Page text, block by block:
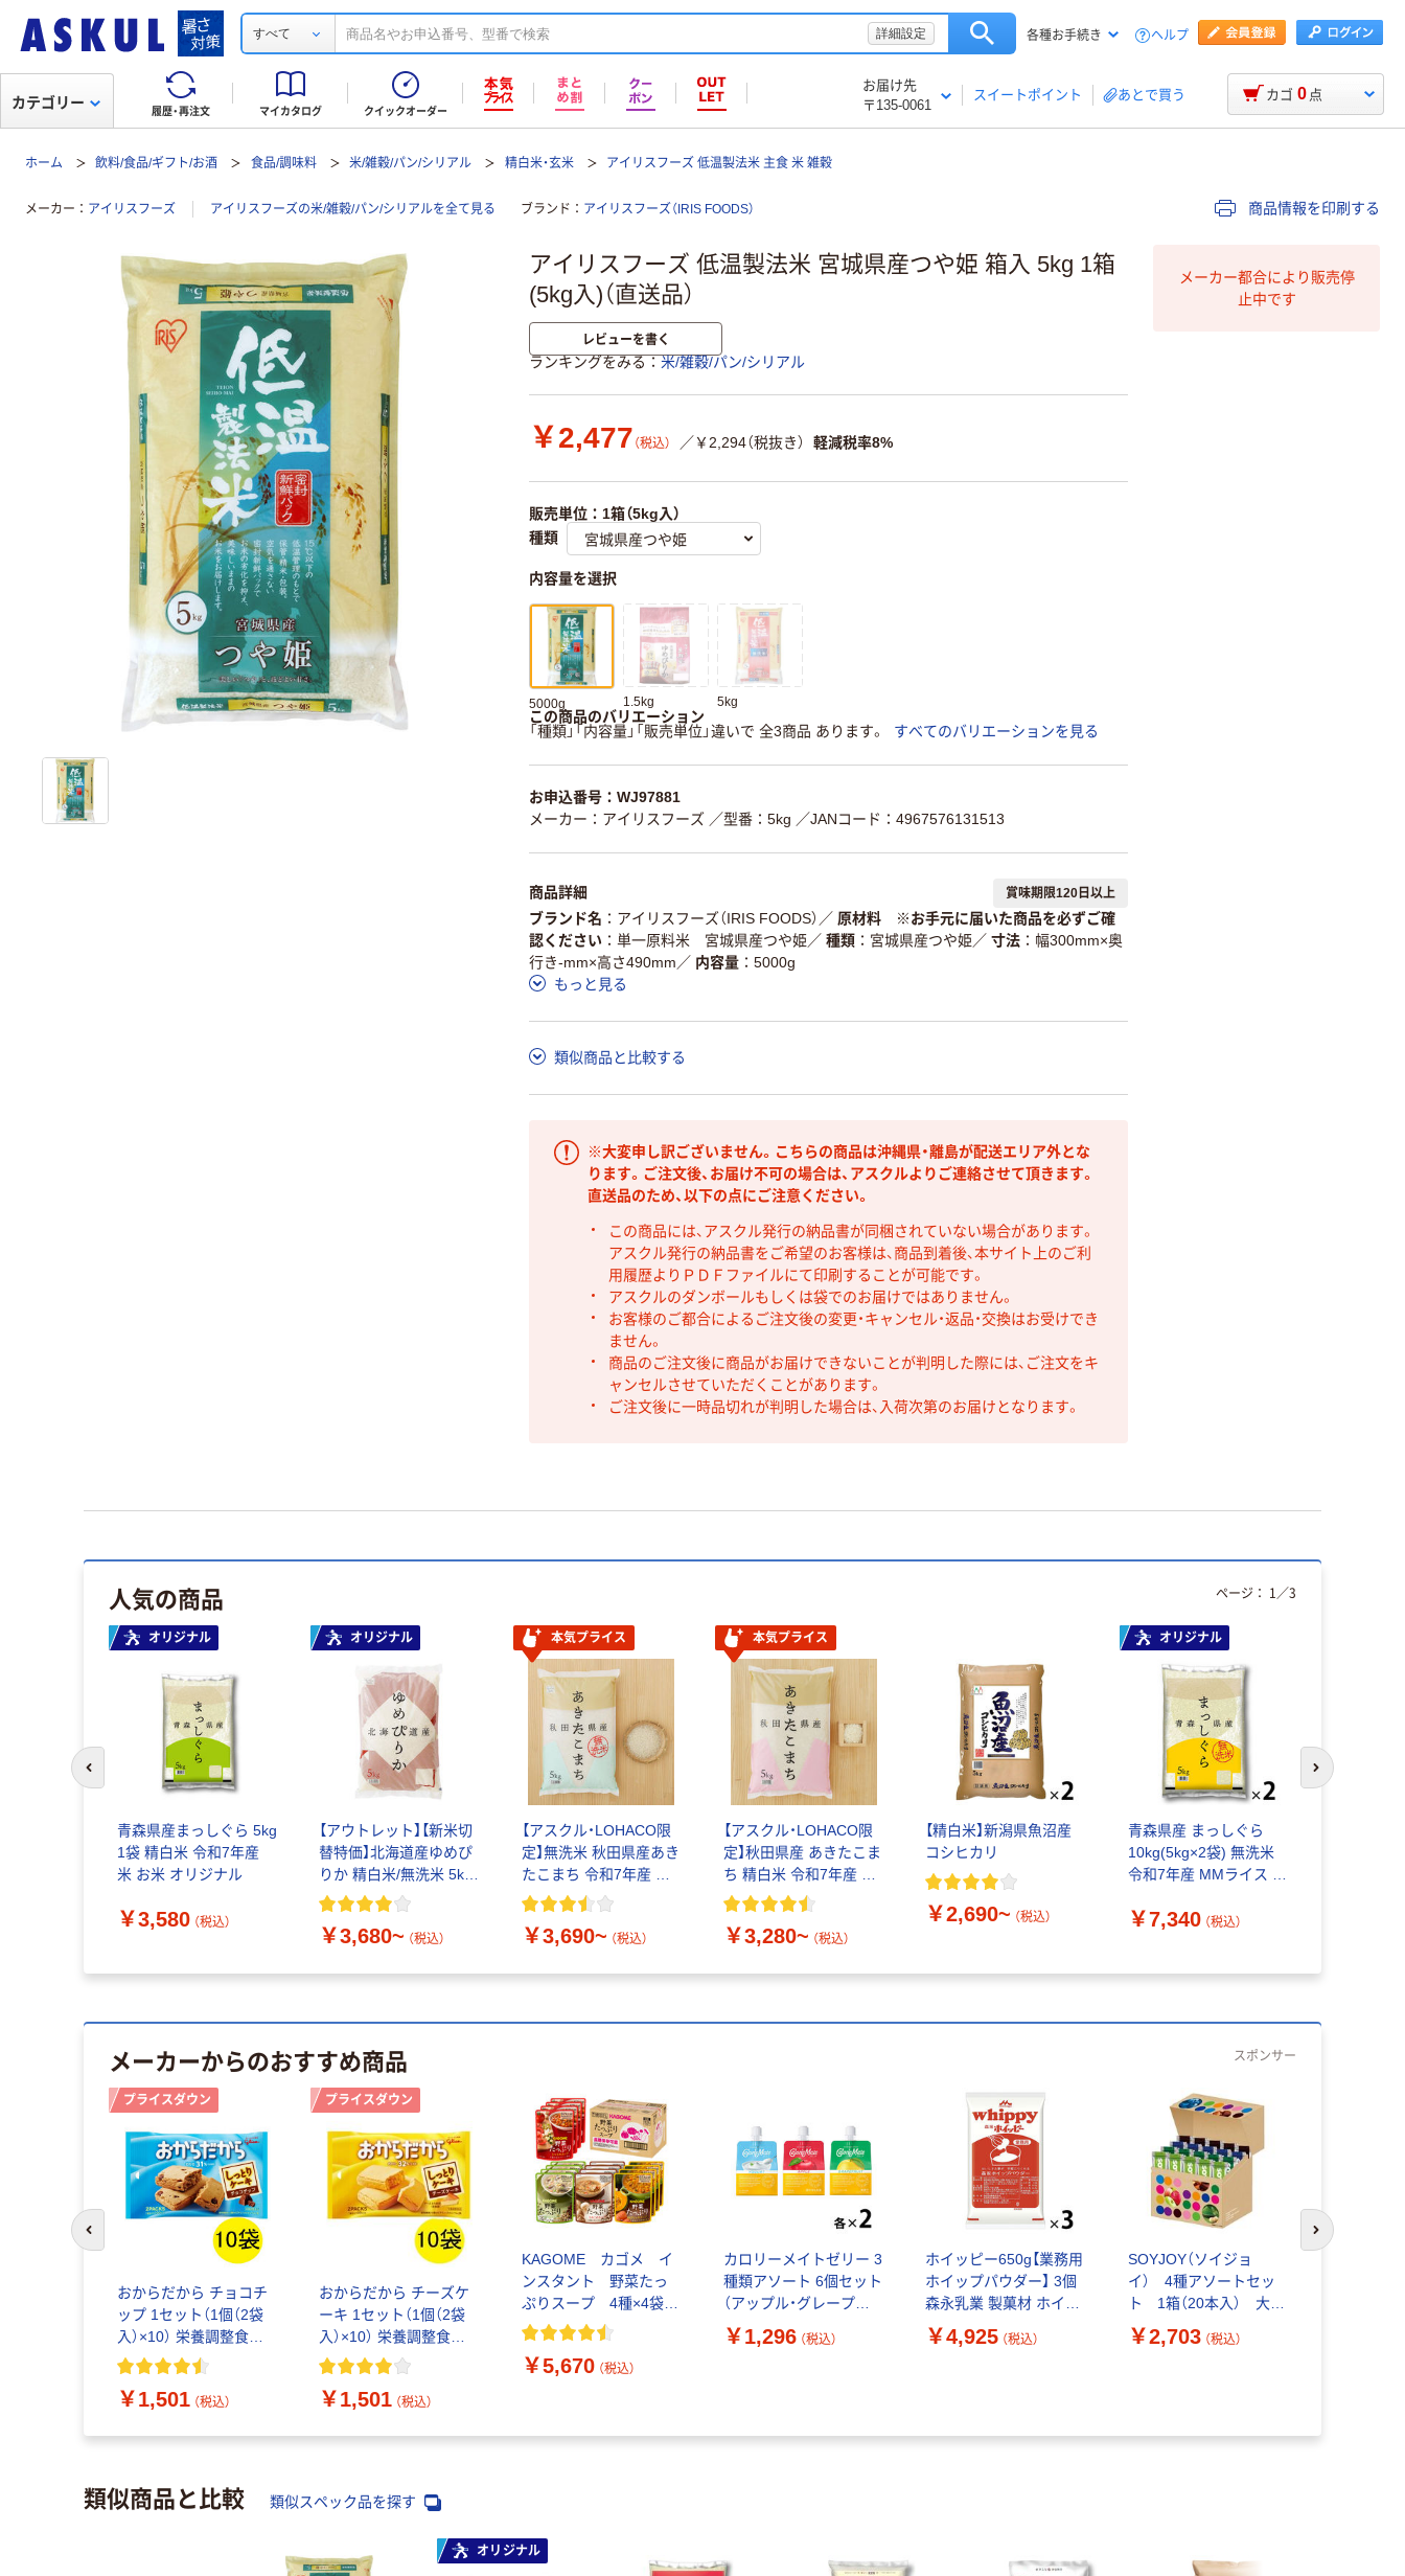
すべて 詳細設定 各種お手続き ヘルプ
履歴・再注文 マイカタログ クイックオーダー
お届け先
〒135-0061
スイートポイント あとで買う
カテゴリー カゴ 0 点
ホーム 飲料/食品/ギフト/お酒 食品/調味料 米/雑穀/パン/シリアル 精白米・玄米 アイリスフーズ 低温製法米 主食 米 雑穀
メーカー アイリスフーズ アイリスフーズの米/雑穀/パン/シリアルを全て見る ブランド アイリスフーズ（IRIS FOODS） 商品情報を印刷する
アイリスフーズ 低温製法米 宮城県産つや姫 箱入 5kg 1箱
(5kg入)（直送品）
レビューを書く
ランキングをみる 米/雑穀/パン/シリアル
￥2,477 （税込） ／￥2,294（税抜き） 軽減税率8%
販売単位：1箱（5kg入）
種類
内容量を選択
5000g 1.5kg 5kg
この商品のバリエーション
「種類」「内容量」「販売単位」違いで 全3商品 あります。
すべてのバリエーションを見る
お申込番号：WJ97881
メーカー：アイリスフーズ ／型番：5kg ／JANコード：4967576131513
商品詳細 賞味期限120日以上
ブランド名 アイリスフーズ（IRIS FOODS） ／ 原材料 ※お手元に届いた商品を必ずご確
認ください
単一原料米 宮城県産つや姫／ 種類 宮城県産つや姫／ 寸法
幅300mm×奥
行き-mm×高さ490mm ／ 内容量
5000g
もっと見る
類似商品と比較する
※大変申し訳ございません。こちらの商品は沖縄県・離島が配送エリア外とな
ります。ご注文後、お届け不可の場合は、アスクルよりご連絡させて頂きます。
直送品のため、以下の点にご注意ください。
この商品には、アスクル発行の納品書が同梱されていない場合があります。
アスクル発行の納品書をご希望のお客様は、商品到着後、本サイト上のご利
用履歴よりＰＤＦファイルにて印刷することが可能です。
アスクルのダンボールもしくは袋でのお届けではありません。
お客様のご都合によるご注文後の変更・キャンセル・返品・交換はお受けでき
ません。
商品のご注文後に商品がお届けできないことが判明した際には、ご注文をキ
ャンセルさせていただくことがあります。
ご注文後に一時品切れが判明した場合は、入荷次第のお届けとなります。
メーカー都合により販売停
止中です
人気の商品
オリジナル
青森県産まっしぐら 5kg
1袋 精白米 令和7年産
米 お米 オリジナル
￥3,580 （税込）
オリジナル
【アウトレット】【新米切
替特価】北海道産ゆめぴ
りか 精白米/無洗米 5kg
令和7年産 米 木徳神糧
￥3,680~ （税込）
本気プライス
【アスクル・LOHACO限
定】無洗米 秋田県産あき
たこまち 令和7年産 米
お米 オリジナル
￥3,690~ （税込）
本気プライス
【アスクル・LOHACO限
定】秋田県産 あきたこま
ち 精白米 令和7年産 米
お米 オリジナル
￥3,280~ （税込）
【精白米】新潟県魚沼産
コシヒカリ
￥2,690~ （税込）
オリジナル
青森県産 まっしぐら
10kg(5kg×2袋) 無洗米
令和7年産 MMライス 米
￥7,340 （税込）
ページ： 1 ／3
前のスライドへ 次のスライド
メーカーからのおすすめ商品 スポンサー
プライスダウン
おからだから チョコチ
ップ 1セット（1個（2袋
入）×10） 栄養調整食品
グリコ
￥1,501 （税込）
プライスダウン
おからだから チーズケ
ーキ 1セット（1個（2袋
入）×10） 栄養調整食品
グリコ
￥1,501 （税込）
KAGOME カゴメ イ
ンスタント 野菜たっ
ぷりスープ 4種×4袋セ
ット SO-50 7078 1
￥5,670 （税込）
カロリーメイトゼリー 3
種類アソート 6個セット
（アップル・グレープフ
ルーツ味・ヨーグルト味
各2個） 大塚製薬
￥1,296 （税込）
ホイッピー650g【業務用
ホイップパウダー】 3個
森永乳業 製菓材 ホイッ
プクリーム 粉末 常温保
存
￥4,925 （税込）
SOYJOY（ソイジョ
イ） 4種アソートセッ
ト 1箱（20本入） 大塚
製薬
￥2,703 （税込）
次のスライド
類似商品と比較 類似スペック品を探す
オリジナル